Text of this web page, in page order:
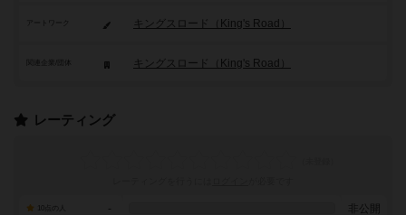
アートワーク キングスロード（King's Road）
キングスロード（King's Road）
レーティング
- 非公開